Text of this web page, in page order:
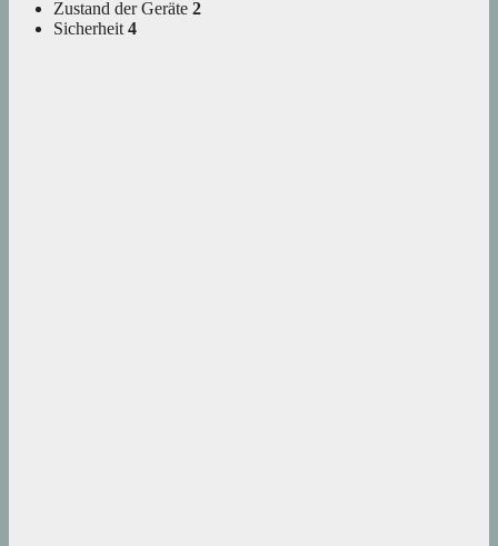
Zustand der Geräte 2
Sicherheit4